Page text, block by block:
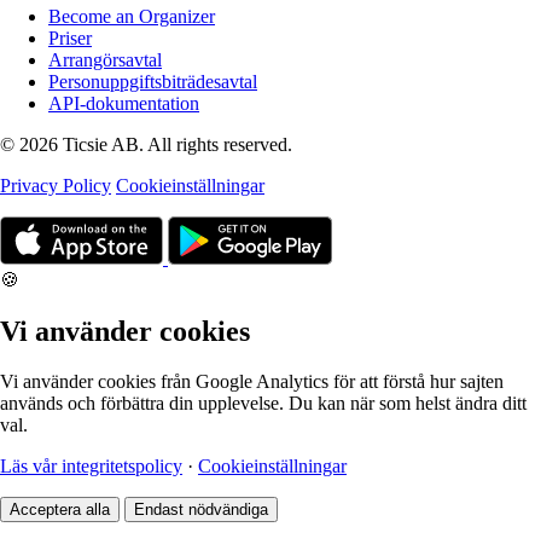
Become an Organizer
Priser
Arrangörsavtal
Personuppgiftsbiträdesavtal
API-dokumentation
© 2026 Ticsie AB. All rights reserved.
Privacy Policy Cookieinställningar
🍪
Vi använder cookies
Vi använder cookies från Google Analytics för att förstå hur sajten
används och förbättra din upplevelse. Du kan när som helst ändra ditt
val.
Läs vår integritetspolicy · Cookieinställningar
Acceptera alla Endast nödvändiga